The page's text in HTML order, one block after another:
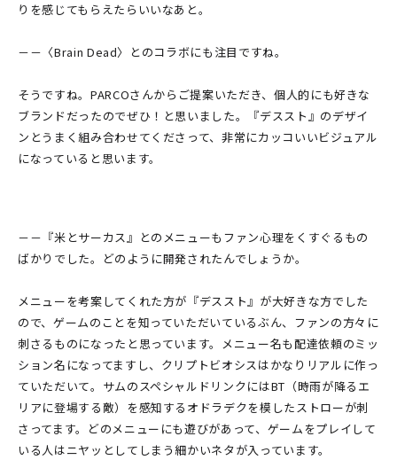
りを感じてもらえたらいいなあと。
－－〈Brain Dead〉とのコラボにも注目ですね。
そうですね。PARCOさんからご提案いただき、個人的にも好きな
ブランドだったのでぜひ！と思いました。『デススト』のデザイ
ンとうまく組み合わせてくださって、非常にカッコいいビジュアル
になっていると思います。
－－『米とサーカス』とのメニューもファン心理をくすぐるもの
ばかりでした。どのように開発されたんでしょうか。
メニューを考案してくれた方が『デススト』が大好きな方でした
ので、ゲームのことを知っていただいているぶん、ファンの方々に
刺さるものになったと思っています。メニュー名も配達依頼のミッ
ション名になってますし、クリプトビオシスはかなりリアルに作っ
ていただいて。サムのスペシャルドリンクにはBT（時雨が降るエ
リアに登場する敵）を感知するオドラデクを模したストローが刺
さってます。どのメニューにも遊びがあって、ゲームをプレイして
いる人はニヤッとしてしまう細かいネタが入っています。